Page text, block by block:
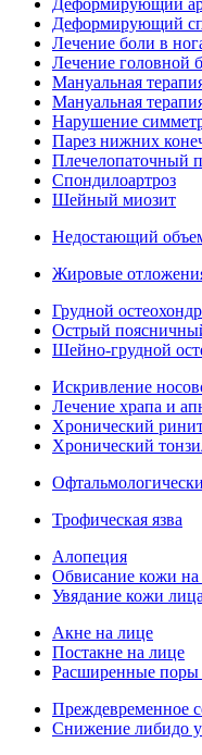
Деформирующий
Деформирующий
Лечение боли в
Лечение головной
Мануальная
Мануальная
Нарушение
Парез нижних
Плечелопаточный
Спондилоартроз
Шейный миозит
Недостающий
Жировые
Грудной
Острый
Шейно-грудной
Искривление
Лечение храпа и
Хронический
Хронический
Трофическая язва
Алопеция
Обвисание кожи на
Увядание кожи лица
Акне на лице
Постакне на лице
Расширенные поры
Преждевременное
Снижение либидо